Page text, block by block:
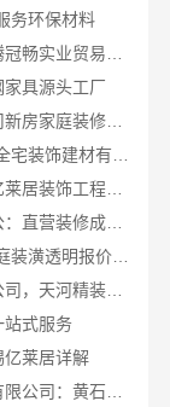
务环保材料
具源头工厂
福建尚艺空间新材料科技有限公司新房家庭装修硬装施工
滨湖公寓装修多少钱一平？无锡亿莱居装饰工程材料有限公司报价
海南万赢饰家新型建筑材料有限公：直营装修成本管控
嘉兴美居乐建材科技有限公司-家庭装潢透明报价电话
精匠饰家（广州）家居建材有限公司，天河精装房改造服务好
站式服务
莱居详解